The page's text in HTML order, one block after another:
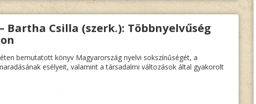
ADVENTI
NYITOGATÓ
Bartha Csilla (szerk.): Többnyelvűség
bemutatott könyv Magyarország nyelvi sokszínűségét, a
esélyeit, valamint a társadalmi változások által gyakorolt